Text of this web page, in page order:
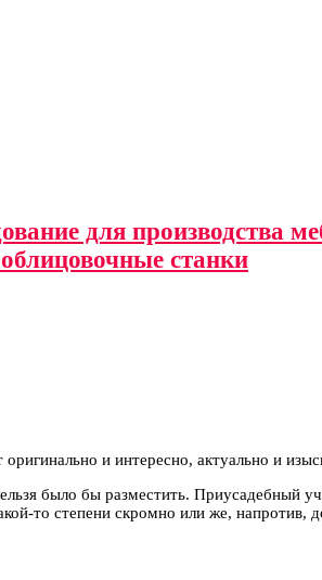
для производства
станки
оригинально и интересно, актуально и
было бы разместить. Приусадебный
то степени скромно или же, напротив,